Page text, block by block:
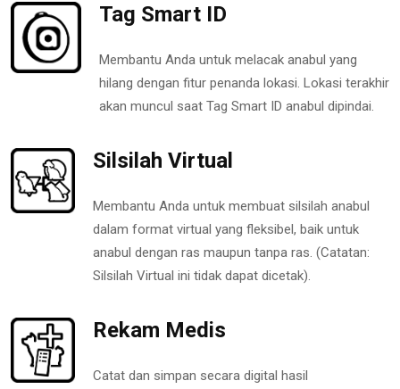
Tag Smart ID
Membantu Anda untuk melacak anabul yang
hilang dengan fitur penanda lokasi. Lokasi terakhir
akan muncul saat Tag Smart ID anabul dipindai.
Silsilah Virtual
Membantu Anda untuk membuat silsilah anabul
dalam format virtual yang fleksibel, baik untuk
anabul dengan ras maupun tanpa ras. (Catatan:
Silsilah Virtual ini tidak dapat dicetak).
Rekam Medis
Catat dan simpan secara digital hasil